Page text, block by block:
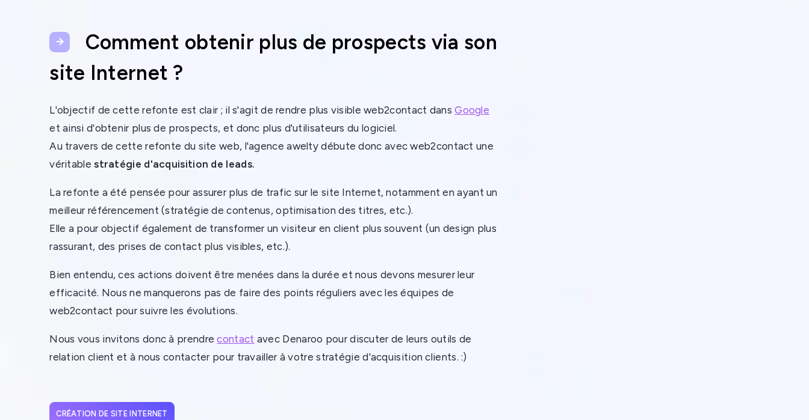
Comment obtenir plus de prospects via son
site Internet ?
L'objectif de cette refonte est clair ; il s'agit de rendre plus visible web2contact dansGoogle
et ainsi d'obtenir plus de prospects, et donc plus d'utilisateurs du logiciel.
Au travers de cette refonte du site web, l'agence awelty débute donc avec web2contact une
véritablestratégie d'acquisition de leads.
La refonte a été pensée pour assurer plus de trafic sur le site Internet, notamment en ayant un
meilleur référencement (stratégie de contenus, optimisation des titres, etc.).
Elle a pour objectif également de transformer un visiteur en client plus souvent (un design plus
rassurant, des prises de contact plus visibles, etc.).
Bien entendu, ces actions doivent être menées dans la durée et nous devons mesurer leur
efficacité. Nous ne manquerons pas de faire des points réguliers avec les équipes de
web2contact pour suivre les évolutions.
Nous vous invitons donc à prendrecontact avec Denaroo pour discuter de leurs outils de
relation client et à nous contacter pour travailler à votre stratégie d'acquisition clients. :)
CRÉATION DE SITE INTERNET